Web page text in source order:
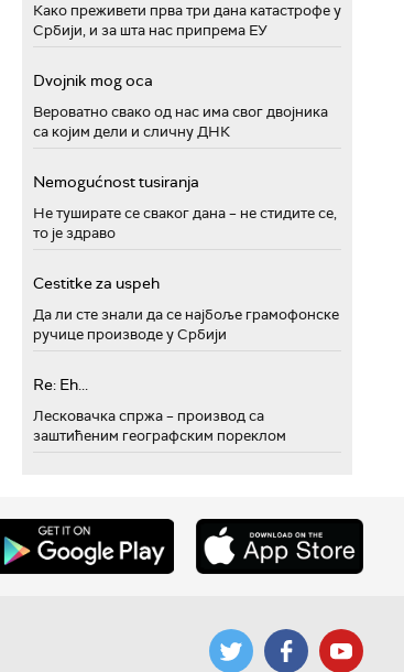
Како преживети прва три дана катастрофе у
Србији, и за шта нас припрема ЕУ
Dvojnik mog oca
Вероватно свако од нас има свог двојника
са којим дели и сличну ДНК
Nemogućnost tusiranja
Не туширате се сваког дана – не стидите се,
то је здраво
Cestitke za uspeh
Да ли сте знали да се најбоље грамофонске
ручице производе у Србији
Re: Eh...
Лесковачка спржа – производ са
заштићеним географским пореклом